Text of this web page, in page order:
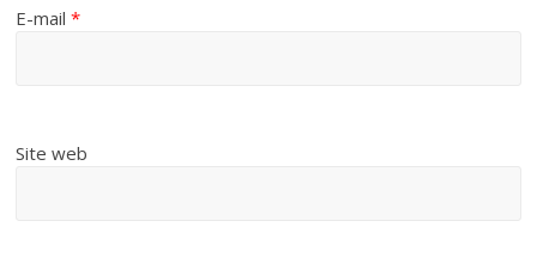
E-mail*
Site web